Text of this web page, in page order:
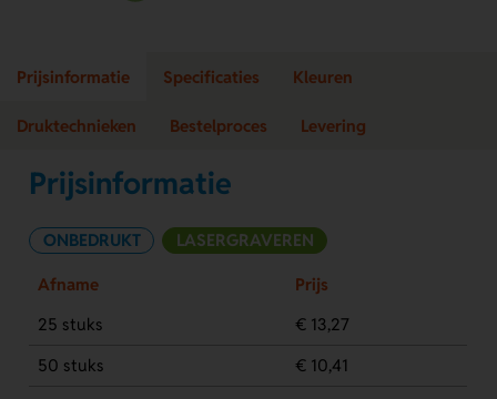
Prijsinformatie Specificaties Kleuren
Druktechnieken Bestelproces Levering
Prijsinformatie
ONBEDRUKT LASERGRAVEREN
Afname
Prijs
25 stuks
€ 13,27
50 stuks
€ 10,41